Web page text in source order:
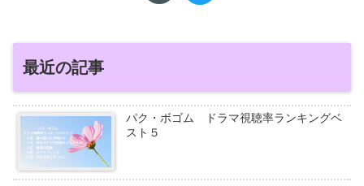
最近の記事
パク・ボゴム ドラマ視聴率ランキングベ
スト５